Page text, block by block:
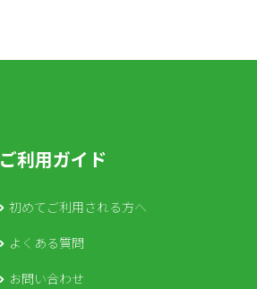
ご利用ガイド
初めてご利用される方へ
よくある質問
お問い合わせ